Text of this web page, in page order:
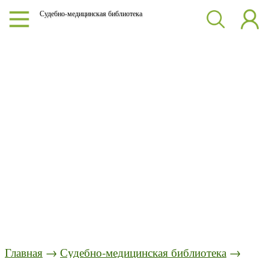
Судебно-медицинская библиотека
Главная → Судебно-медицинская библиотека →